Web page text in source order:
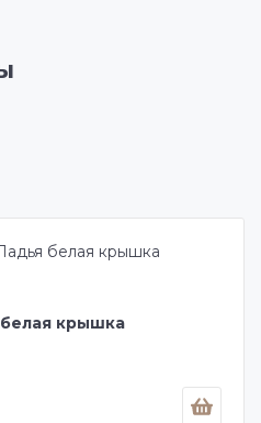
крышка